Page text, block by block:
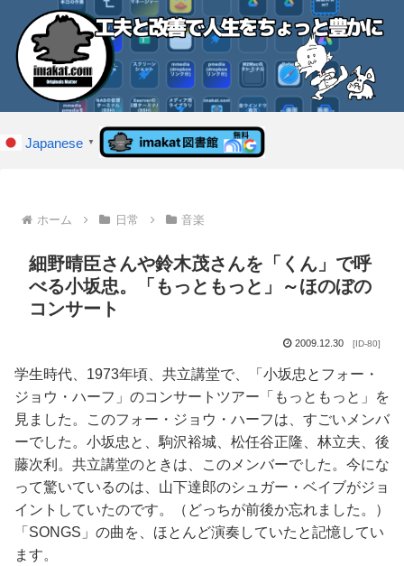
Japanese ▼
ホーム 日常 音楽
細野晴臣さんや鈴木茂さんを「くん」で呼
べる小坂忠。「もっともっと」～ほのぼの
コンサート
2009.12.30 [ID-80]
学生時代、1973年頃、共立講堂で、「小坂忠とフォー・
ジョウ・ハーフ」のコンサートツアー「もっともっと」を
見ました。このフォー・ジョウ・ハーフは、すごいメンバ
ーでした。小坂忠と、駒沢裕城、松任谷正隆、林立夫、後
藤次利。共立講堂のときは、このメンバーでした。今にな
って驚いているのは、山下達郎のシュガー・ベイブがジョ
イントしていたのです。（どっちが前後か忘れました。）
「SONGS」の曲を、ほとんど演奏していたと記憶してい
ます。